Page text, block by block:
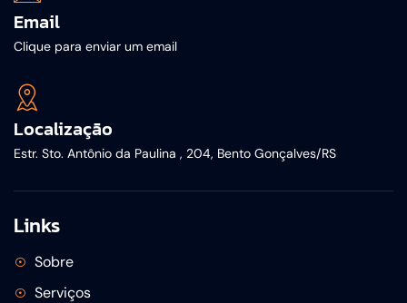
Email
Clique para enviar um email
Localização
Estr. Sto. Antônio da Paulina , 204, Bento Gonçalves/RS
Links
Sobre
Serviços